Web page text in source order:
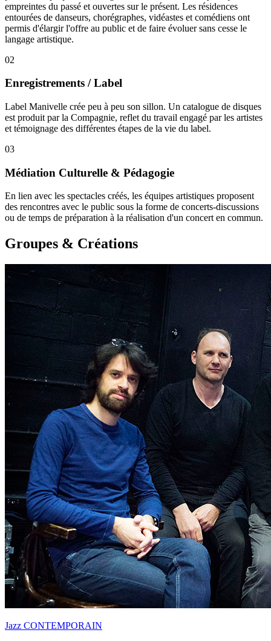
empreintes du passé et ouvertes sur le présent. Les résidences
entourées de danseurs, chorégraphes, vidéastes et comédiens ont
permis d'élargir l'offre au public et de faire évoluer sans cesse le
langage artistique.
02
Enregistrements / Label
Label Manivelle crée peu à peu son sillon. Un catalogue de disques
est produit par la Compagnie, reflet du travail engagé par les artistes
et témoignage des différentes étapes de la vie du label.
03
Médiation Culturelle & Pédagogie
En lien avec les spectacles créés, les équipes artistiques proposent
des rencontres avec le public sous la forme de concerts-discussions
ou de temps de préparation à la réalisation d'un concert en commun.
Groupes & Créations
Jazz CONTEMPORAIN